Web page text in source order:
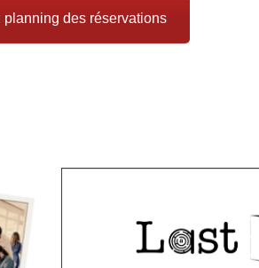
planning des réservations